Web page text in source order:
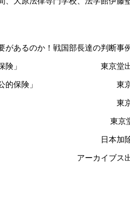
要があるのか！戦国部長達の判
家の公的保険」 東京堂
をしない公的保険」 東京
的保険」 東京堂
です！」 東京堂
ク診断」 日本加除
の常識」 アーカイブス